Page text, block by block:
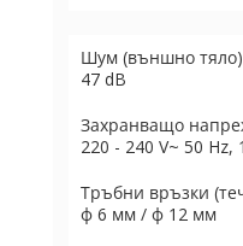
Шум (външно тяло)
47 dB
Захранващо
220 - 240 V~ 50 Hz,
Тръбни връзки
ф 6 мм / ф 12 мм